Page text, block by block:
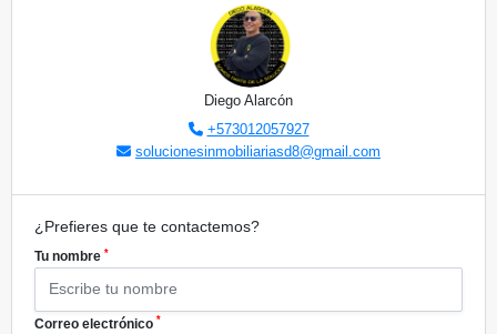
Diego Alarcón
+573012057927
solucionesinmobiliariasd8@gmail.com
¿Prefieres que te contactemos?
Tu nombre *
Correo electrónico *